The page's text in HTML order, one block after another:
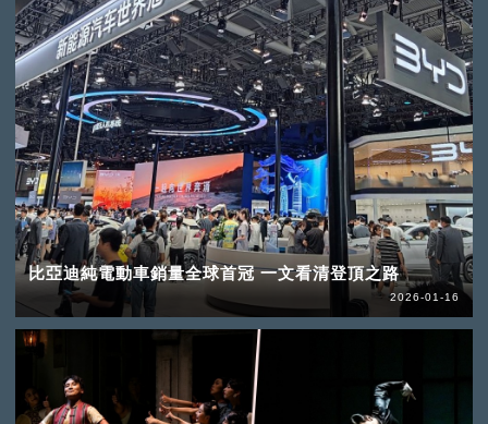
比亞迪純電動車銷量全球首冠 一文看清登頂之路
2026-01-16